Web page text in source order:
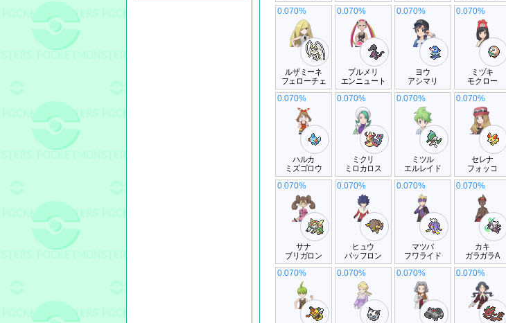
ルザミーネ
フェローチェ
0.070%
プルメリ
エンニュート
0.070%
ヨウ
アシマリ
0.070%
ミヅキ
モクロー
0.070%
ハルカ
ミズゴロウ
0.070%
ミクリ
ミロカロス
0.070%
ミツル
エルレイド
0.070%
セレナ
フォッコ
0.070%
サナ
ブリガロン
0.070%
ヒュウ
バッフロン
0.070%
マツバ
フワライド
0.070%
カキ
ガラガラA
0.070%
0.070% 0.070% 0.070% 0.070%